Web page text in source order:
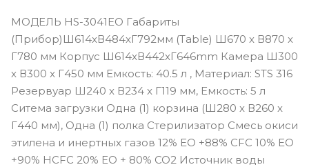
МОДЕЛЬ HS-3041EO Габариты
(Прибор)Ш614xВ484xГ792мм (Table) Ш670 x В870 x
Г780 мм Корпус Ш614xВ442xГ646mm Камера Ш300
x В300 x Г450 мм Емкость: 40.5 л , Материал: STS 316
Резервуар Ш240 x В234 x Г119 мм, Емкость: 5 л
Ситема загрузки Одна (1) корзина (Ш280 x В260 x
Г440 мм), Одна (1) полка Стерилизатор Смесь окиси
этилена и инертных газов 12% EO +88% CFC 10% EO
+90% HCFC 20% EO + 80% CO2 Источник воды